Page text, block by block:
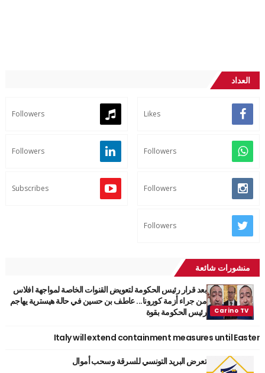
العداد
Likes
Followers
Followers
Followers
Followers
Subscribes
Followers
منشورات شائعة
بعد قرار رئيس الحكومة لتعويض القنوات الخاصة لمواجهة افلاس
من جراء أزمة كورونا... عاطف بن حسين في حالة هيسترية يهاجم
رئيس الحكومة بقوة
Italy will extend containment measures until Easter
تعرض البريد التونسي للسرقة وسحب أموال